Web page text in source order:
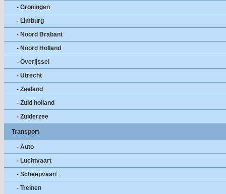
- Groningen
- Limburg
- Noord Brabant
- Noord Holland
- Overijssel
- Utrecht
- Zeeland
- Zuid holland
- Zuiderzee
Transport
- Auto
- Luchtvaart
- Scheepvaart
- Treinen